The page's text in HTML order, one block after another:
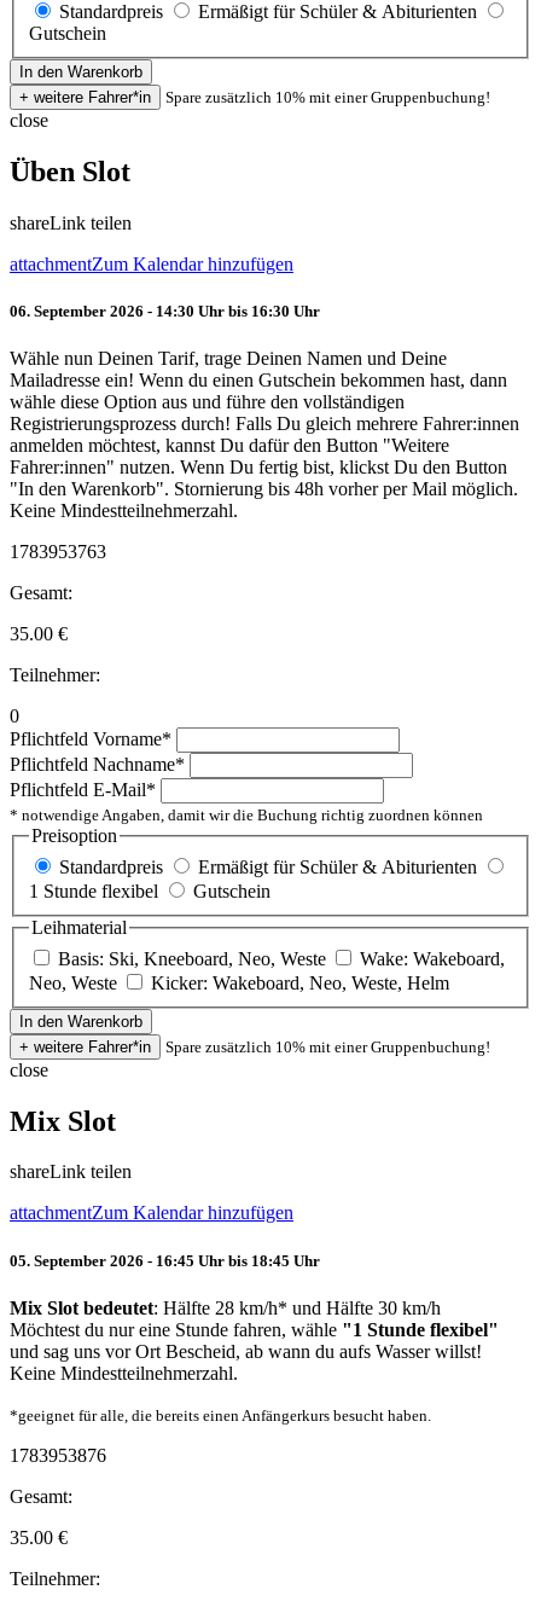
Standardpreis
Ermäßigt für Schüler & Abiturienten
Gutschein
Spare zusätzlich 10% mit einer Gruppenbuchung!
close
Üben Slot
shareLink teilen
attachmentZum Kalendar hinzufügen
06. September 2026 - 14:30 Uhr bis 16:30 Uhr
Wähle nun Deinen Tarif, trage Deinen Namen und Deine
Mailadresse ein! Wenn du einen Gutschein bekommen hast, dann
wähle diese Option aus und führe den vollständigen
Registrierungsprozess durch! Falls Du gleich mehrere Fahrer:innen
anmelden möchtest, kannst Du dafür den Button "Weitere
Fahrer:innen" nutzen. Wenn Du fertig bist, klickst Du den Button
"In den Warenkorb". Stornierung bis 48h vorher per Mail möglich.
Keine Mindestteilnehmerzahl.
1783953763
Gesamt:
35.00 €
Teilnehmer:
0
Pflichtfeld Vorname*
Pflichtfeld Nachname*
Pflichtfeld E-Mail*
* notwendige Angaben, damit wir die Buchung richtig zuordnen können
Preisoption
Standardpreis
Ermäßigt für Schüler & Abiturienten
1 Stunde flexibel
Gutschein
Leihmaterial
Basis: Ski, Kneeboard, Neo, Weste
Wake: Wakeboard,
Neo, Weste
Kicker: Wakeboard, Neo, Weste, Helm
Spare zusätzlich 10% mit einer Gruppenbuchung!
close
Mix Slot
shareLink teilen
attachmentZum Kalendar hinzufügen
05. September 2026 - 16:45 Uhr bis 18:45 Uhr
Mix Slot bedeutet: Hälfte 28 km/h* und Hälfte 30 km/h
Möchtest du nur eine Stunde fahren, wähle "1 Stunde flexibel"
und sag uns vor Ort Bescheid, ab wann du aufs Wasser willst!
Keine Mindestteilnehmerzahl.
*geeignet für alle, die bereits einen Anfängerkurs besucht haben.
1783953876
Gesamt:
35.00 €
Teilnehmer: